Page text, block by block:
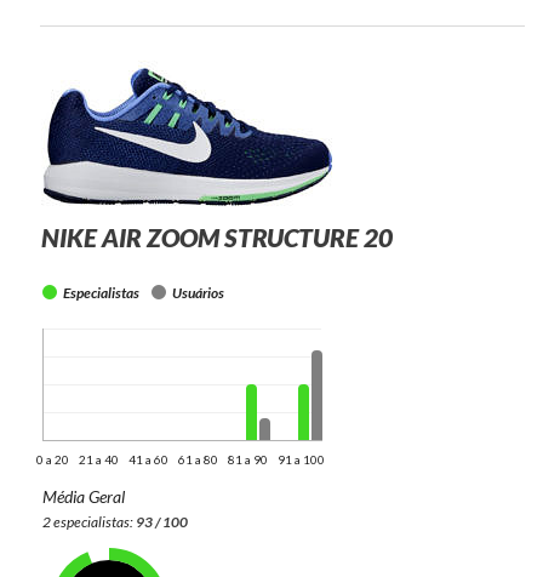
NIKE AIR ZOOM STRUCTURE 20
Especialistas Usuários
0 a 20 21 a 40 41 a 60 61 a 80 81 a 90 91 a 100
Média Geral
2 especialistas: 93 / 100